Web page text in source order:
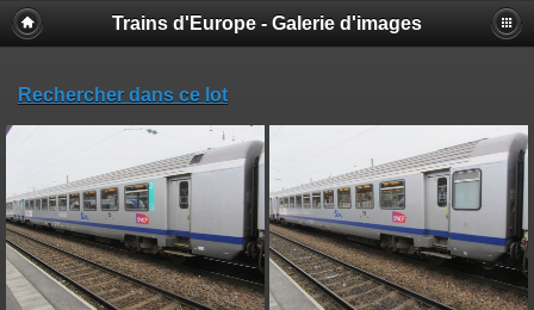
Trains d'Europe - Galerie d'images
Rechercher dans ce lot